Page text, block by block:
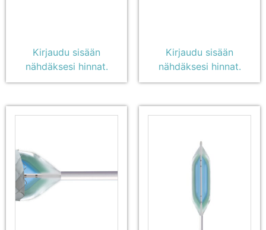
Kirjaudu sisään
nähdäksesi hinnat.
Kirjaudu sisään
nähdäksesi hinnat.